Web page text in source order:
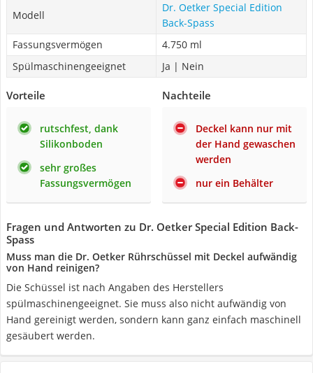
Modell
Dr. Oetker Special Edition
Back-Spass
Fassungsvermögen
4.750 ml
Spülmaschinengeeignet
Ja | Nein
Vorteile
rutschfest, dank
Silikonboden
sehr großes
Fassungsvermögen
Nachteile
Deckel kann nur mit
der Hand gewaschen
werden
nur ein Behälter
Fragen und Antworten zu Dr. Oetker Special Edition Back-
Spass
Muss man die Dr. Oetker Rührschüssel mit Deckel aufwändig
von Hand reinigen?
Die Schüssel ist nach Angaben des Herstellers
spülmaschinengeeignet. Sie muss also nicht aufwändig von
Hand gereinigt werden, sondern kann ganz einfach maschinell
gesäubert werden.